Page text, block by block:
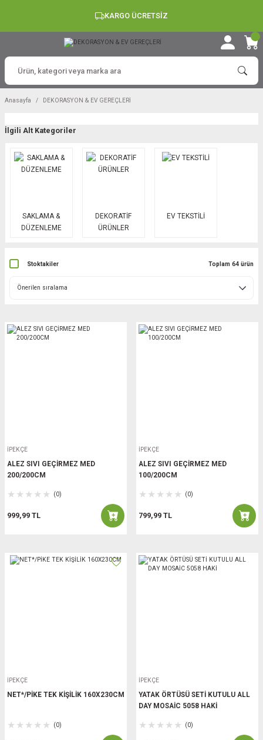
KARGO ÜCRETSİZ
Anasayfa DEKORASYON & EV GEREÇLERİ
İlgili Alt Kategoriler
SAKLAMA &
DÜZENLEME
DEKORATİF
ÜRÜNLER
EV TEKSTİLİ
Stoktakiler Toplam 64 ürün
İPEKÇE
ALEZ SIVI GEÇİRMEZ MED
200/200CM
(0)
999,99 TL
İPEKÇE
ALEZ SIVI GEÇİRMEZ MED
100/200CM
(0)
799,99 TL
İPEKÇE
NET*/PİKE TEK KİŞİLİK 160X230CM
(0)
İPEKÇE
YATAK ÖRTÜSÜ SETİ KUTULU ALL
DAY MOSAİC 5058 HAKİ
(0)